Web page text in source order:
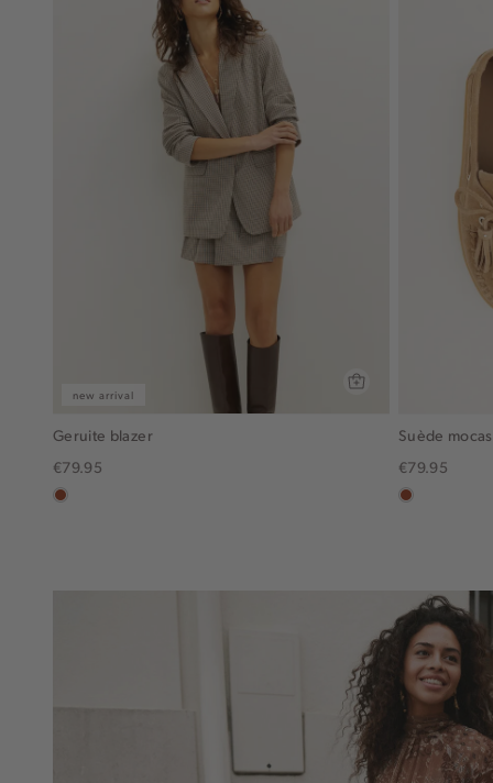
new arrival
Geruite blazer
€79.95
bruin
Suède
€79.95
bruin